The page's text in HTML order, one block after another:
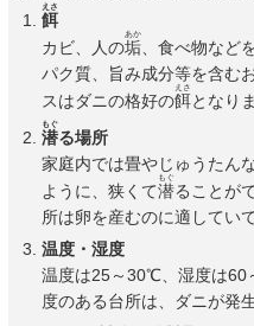
餌
えさ
カビ、人の垢
あか
、食べ物など
パク質、旨み成分等を含む
スはダニの格好の餌
えさ
となりま
潜
もぐ
る場所
家庭内では畳やじゅうたん
ように、狭くて潜
もぐ
ることが
所は卵を産むのに適してい
温度・湿度
温度は25～30℃、湿度は60
度のある台所は、ダニが発